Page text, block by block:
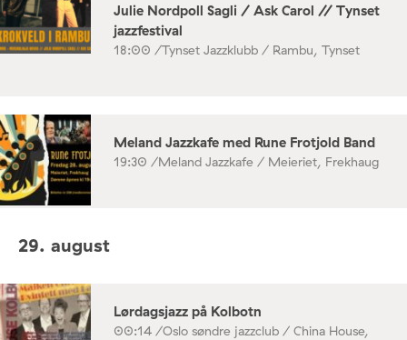
Julie Nordpoll Sagli / Ask Carol // Tynset
jazzfestival
18:00 /Tynset Jazzklubb / Rambu, Tynset
Meland Jazzkafe med Rune Frotjold Band
19:30 /Meland Jazzkafe / Meieriet, Frekhaug
29. august
Lørdagsjazz på Kolbotn
00:14 /Oslo søndre jazzclub / China House,